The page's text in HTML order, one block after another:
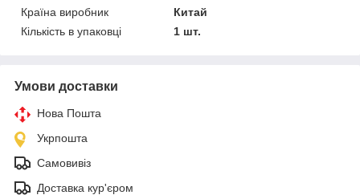
Країна виробник
Китай
Кількість в упаковці
1 шт.
Умови доставки
Нова Пошта
Укрпошта
Самовивіз
Доставка кур'єром